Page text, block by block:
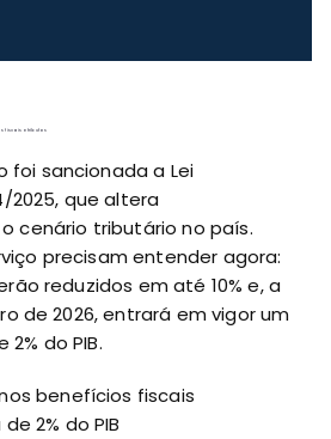
fiscais e tributos
foi sancionada a Lei
2025, que altera
cenário tributário no país.
precisam entender agora:
reduzidos em até 10% e, a
de 2026, entrará em vigor um
do PIB.
benefícios fiscais
2% do PIB